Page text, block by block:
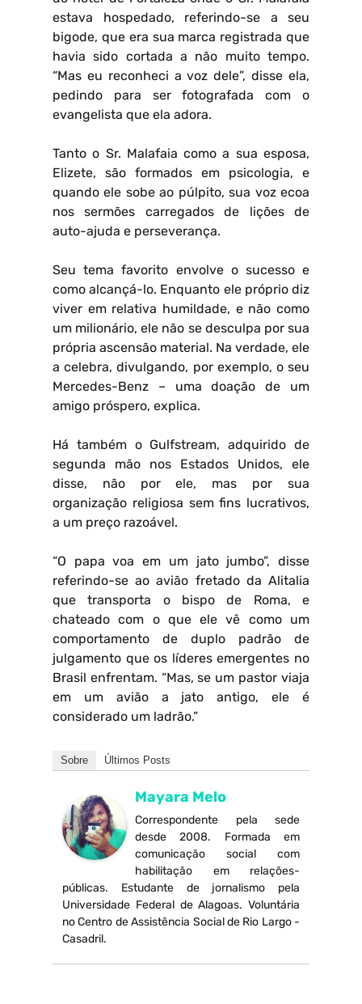
estava hospedado, referindo-se a seu
bigode, que era sua marca registrada que
havia sido cortada a não muito tempo.
“Mas eu reconheci a voz dele”, disse ela,
pedindo para ser fotografada com o
evangelista que ela adora.
Tanto o Sr. Malafaia como a sua esposa,
Elizete, são formados em psicologia, e
quando ele sobe ao púlpito, sua voz ecoa
nos sermões carregados de lições de
auto-ajuda e perseverança.
Seu tema favorito envolve o sucesso e
como alcançá-lo. Enquanto ele próprio diz
viver em relativa humildade, e não como
um milionário, ele não se desculpa por sua
própria ascensão material. Na verdade, ele
a celebra, divulgando, por exemplo, o seu
Mercedes-Benz – uma doação de um
amigo próspero, explica.
Há também o Gulfstream, adquirido de
segunda mão nos Estados Unidos, ele
disse, não por ele, mas por sua
organização religiosa sem fins lucrativos,
a um preço razoável.
“O papa voa em um jato jumbo”, disse
referindo-se ao avião fretado da Alitalia
que transporta o bispo de Roma, e
chateado com o que ele vê como um
comportamento de duplo padrão de
julgamento que os líderes emergentes no
Brasil enfrentam. “Mas, se um pastor viaja
em um avião a jato antigo, ele é
considerado um ladrão.”
Sobre Últimos Posts
Mayara Melo
Correspondente pela sede
desde 2008. Formada em
comunicação social com
habilitação em relações-
públicas. Estudante de jornalismo pela
Universidade Federal de Alagoas. Voluntária
no Centro de Assistência Social de Rio Largo -
Casadril.